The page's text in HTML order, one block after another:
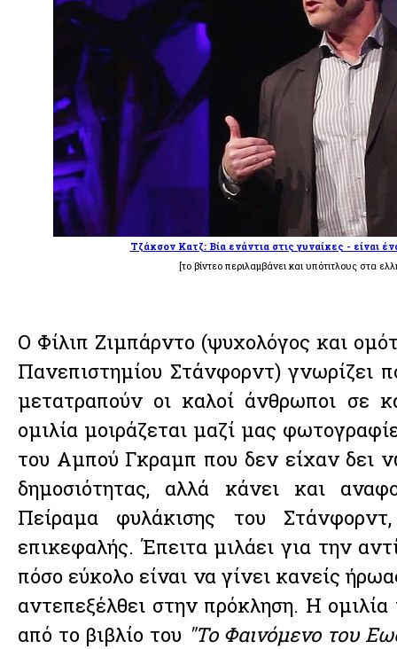
Τζάκσον Κατζ: Βία ενάντια στις γυναίκες - είναι
[το βίντεο περιλαμβάνει και υπότιτλους στα
Ο Φίλιπ Ζιμπάρντο (ψυχολόγος και
Πανεπιστημίου Στάνφορντ) γνωρίζει
μετατραπούν οι καλοί άνθρωποι σε
ομιλία μοιράζεται μαζί μας
του Αμπού Γκραμπ που δεν είχαν δει
δημοσιότητας, αλλά κάνει και
Πείραμα φυλάκισης του
επικεφαλής. Έπειτα μιλάει για την
πόσο εύκολο είναι να γίνει κανείς
αντεπεξέλθει στην πρόκληση. Η ομιλία
από το βιβλίο του "To Φαινόμενο του